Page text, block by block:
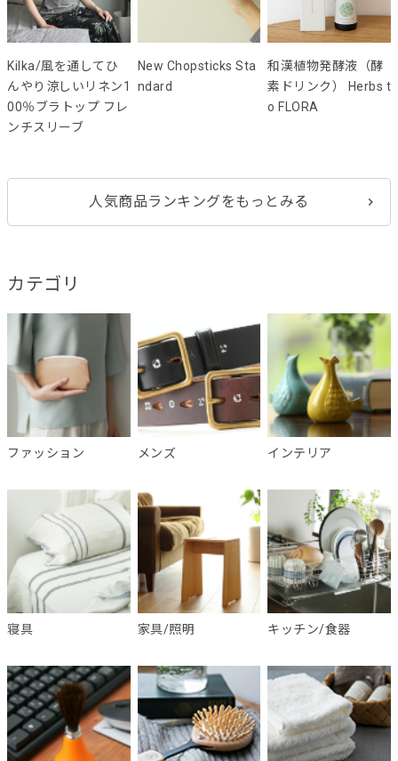
Kilka/風を通してひ
んやり涼しいリネン1
00％ブラトップ フレ
ンチスリーブ
New Chopsticks Sta
ndard
和漢植物発酵液（酵
素ドリンク） Herbs t
o FLORA
人気商品ランキングをもっとみる
カテゴリ
ファッション メンズ インテリア
寝具 家具/照明 キッチン/食器